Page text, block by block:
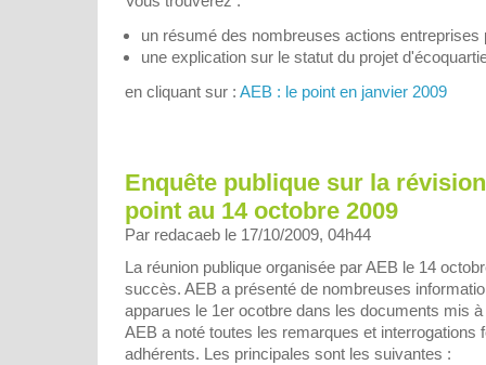
un résumé des nombreuses actions entreprises
une explication sur le statut du projet
en cliquant sur : AEB : le point en janvier 2009
Enquête publique sur la
point au 14 octobre 2009
Par redacaeb le 17/10/2009, 04h44
La réunion publique organisée par AEB le 14
succès. AEB a présenté de nombreuses
apparues le 1er ocotbre dans les documents mis
AEB a noté toutes les remarques et interrogations
adhérents. Les principales sont les suivantes :